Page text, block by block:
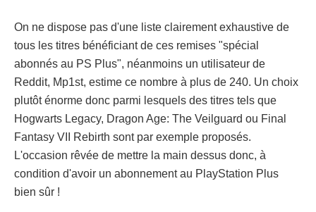
On ne dispose pas d'une liste clairement exhaustive de
tous les titres bénéficiant de ces remises "spécial
abonnés au PS Plus", néanmoins un utilisateur de
Reddit, Mp1st, estime ce nombre à plus de 240. Un choix
plutôt énorme donc parmi lesquels des titres tels que
Hogwarts Legacy, Dragon Age: The Veilguard ou Final
Fantasy VII Rebirth sont par exemple proposés.
L'occasion rêvée de mettre la main dessus donc, à
condition d'avoir un abonnement au PlayStation Plus
bien sûr !